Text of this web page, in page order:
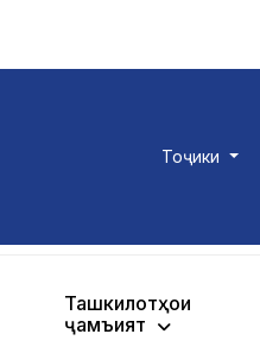
Тоҷики
Ташкилотҳои
ҷамъиятӣ